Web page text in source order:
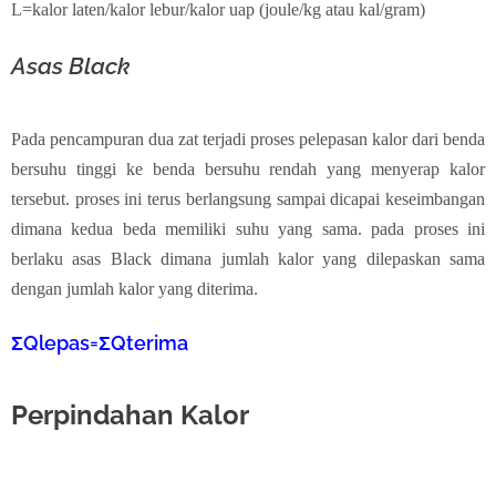
L=kalor laten/kalor lebur/kalor uap (joule/kg atau kal/gram)
Asas Black
Pada pencampuran dua zat terjadi proses pelepasan kalor dari benda
bersuhu tinggi ke benda bersuhu rendah yang menyerap kalor
tersebut. proses ini terus berlangsung sampai dicapai keseimbangan
dimana kedua beda memiliki suhu yang sama. pada proses ini
berlaku asas Black dimana jumlah kalor yang dilepaskan sama
dengan jumlah kalor yang diterima.
ΣQlepas=ΣQterima
Perpindahan Kalor